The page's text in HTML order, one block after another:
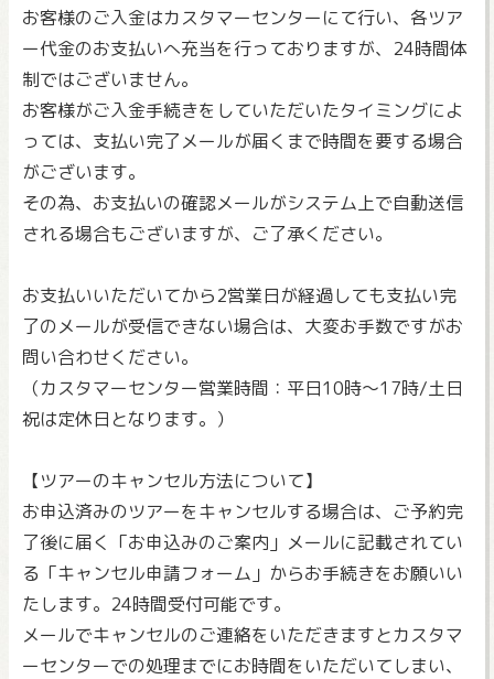
お客様のご入金はカスタマーセンターにて行い、各ツア
ー代金のお支払いへ充当を行っておりますが、24時間体
制ではございません。
お客様がご入金手続きをしていただいたタイミングによ
っては、支払い完了メールが届くまで時間を要する場合
がございます。
その為、お支払いの確認メールがシステム上で自動送信
される場合もございますが、ご了承ください。
お支払いいただいてから2営業日が経過しても支払い完
了のメールが受信できない場合は、大変お手数ですがお
問い合わせください。
（カスタマーセンター営業時間：平日10時～17時/土日
祝は定休日となります。）
【ツアーのキャンセル方法について】
お申込済みのツアーをキャンセルする場合は、ご予約完
了後に届く「お申込みのご案内」メールに記載されてい
る「キャンセル申請フォーム」からお手続きをお願いい
たします。24時間受付可能です。
メールでキャンセルのご連絡をいただきますとカスタマ
ーセンターでの処理までにお時間をいただいてしまい、